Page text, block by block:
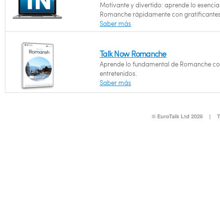
Motivante y divertido: aprende lo
Romanche rápidamente con
Saber más
Talk Now Romanche
Aprende lo fundamental de Romanche
entretenidos.
Saber más
© EuroTalk Ltd 2026 |